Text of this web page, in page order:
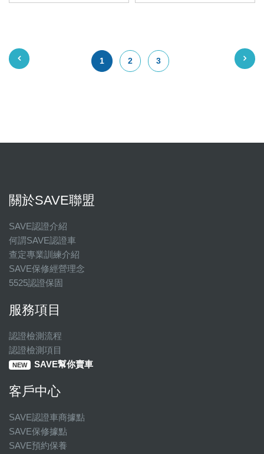
1 2 3
關於SAVE聯盟
SAVE認證介紹
何謂SAVE認證車
查定專業訓練介紹
SAVE保修經營理念
5525認證保固
服務項目
認證檢測流程
認證檢測項目
NEW SAVE幫你賣車
客戶中心
SAVE認證車商據點
SAVE保修據點
SAVE預約保養